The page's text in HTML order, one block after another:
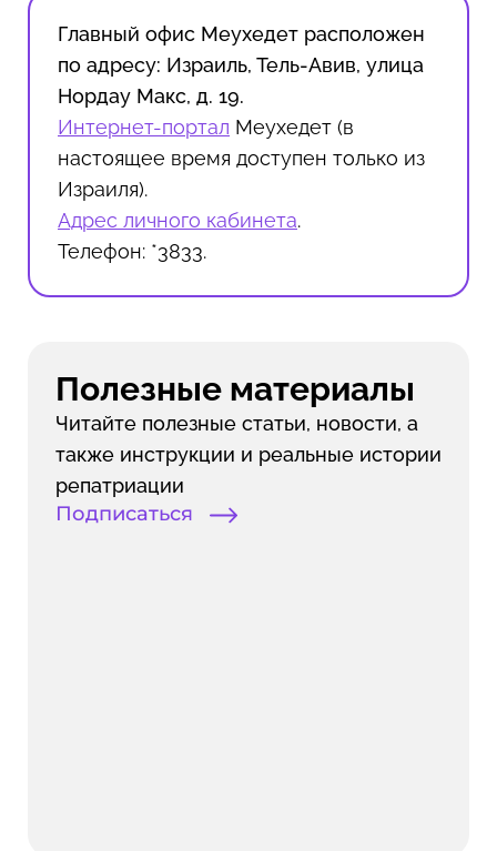
Главный офис Меухедет расположен
по адресу: Израиль, Тель-Авив, улица
Нордау Макс, д. 19.
Интернет-портал Меухедет (в
настоящее время доступен только из
Израиля).
Адрес личного кабинета.
Телефон: *3833.
Полезные материалы
Читайте полезные статьи, новости, а
также инструкции и реальные истории
репатриации
Подписаться